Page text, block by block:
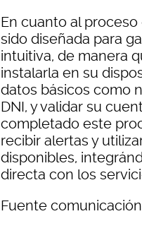
En cuanto al
sido diseñada para
intuitiva, de manera
instalarla en su
datos básicos como
DNI, y validar su
completado este
recibir alertas y
disponibles,
directa con los
Fuente